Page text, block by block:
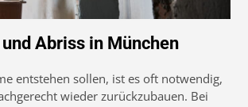
Abriss in München
entstehen sollen, ist es oft notwendig,
wieder zurückzubauen. Bei